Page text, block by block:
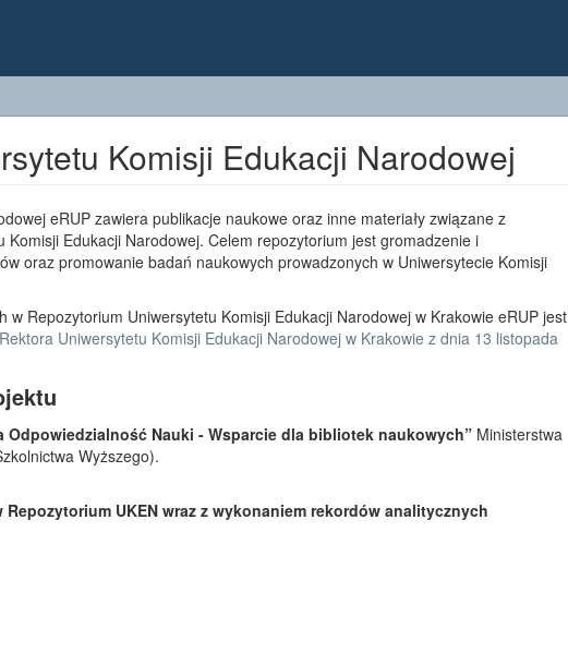
Komisji Edukacji Narodowej
eRUP zawiera publikacje naukowe oraz inne materiały związane z
Komisji Edukacji Narodowej. Celem repozytorium jest gromadzenie i
oraz promowanie badań naukowych prowadzonych w Uniwersytecie Komisji
Repozytorium Uniwersytetu Komisji Edukacji Narodowej w Krakowie eRUP jest
Uniwersytetu Komisji Edukacji Narodowej w Krakowie z dnia 13 listopada
Odpowiedzialność Nauki - Wsparcie dla bibliotek naukowych” Ministerstwa
Wyższego).
UKEN wraz z wykonaniem rekordów analitycznych